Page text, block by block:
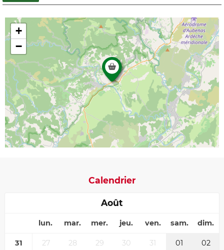
+
−
Calendrier
Août
lun. mar. mer. jeu. ven. sam. dim.
31 27 28 29 30 31 01 02